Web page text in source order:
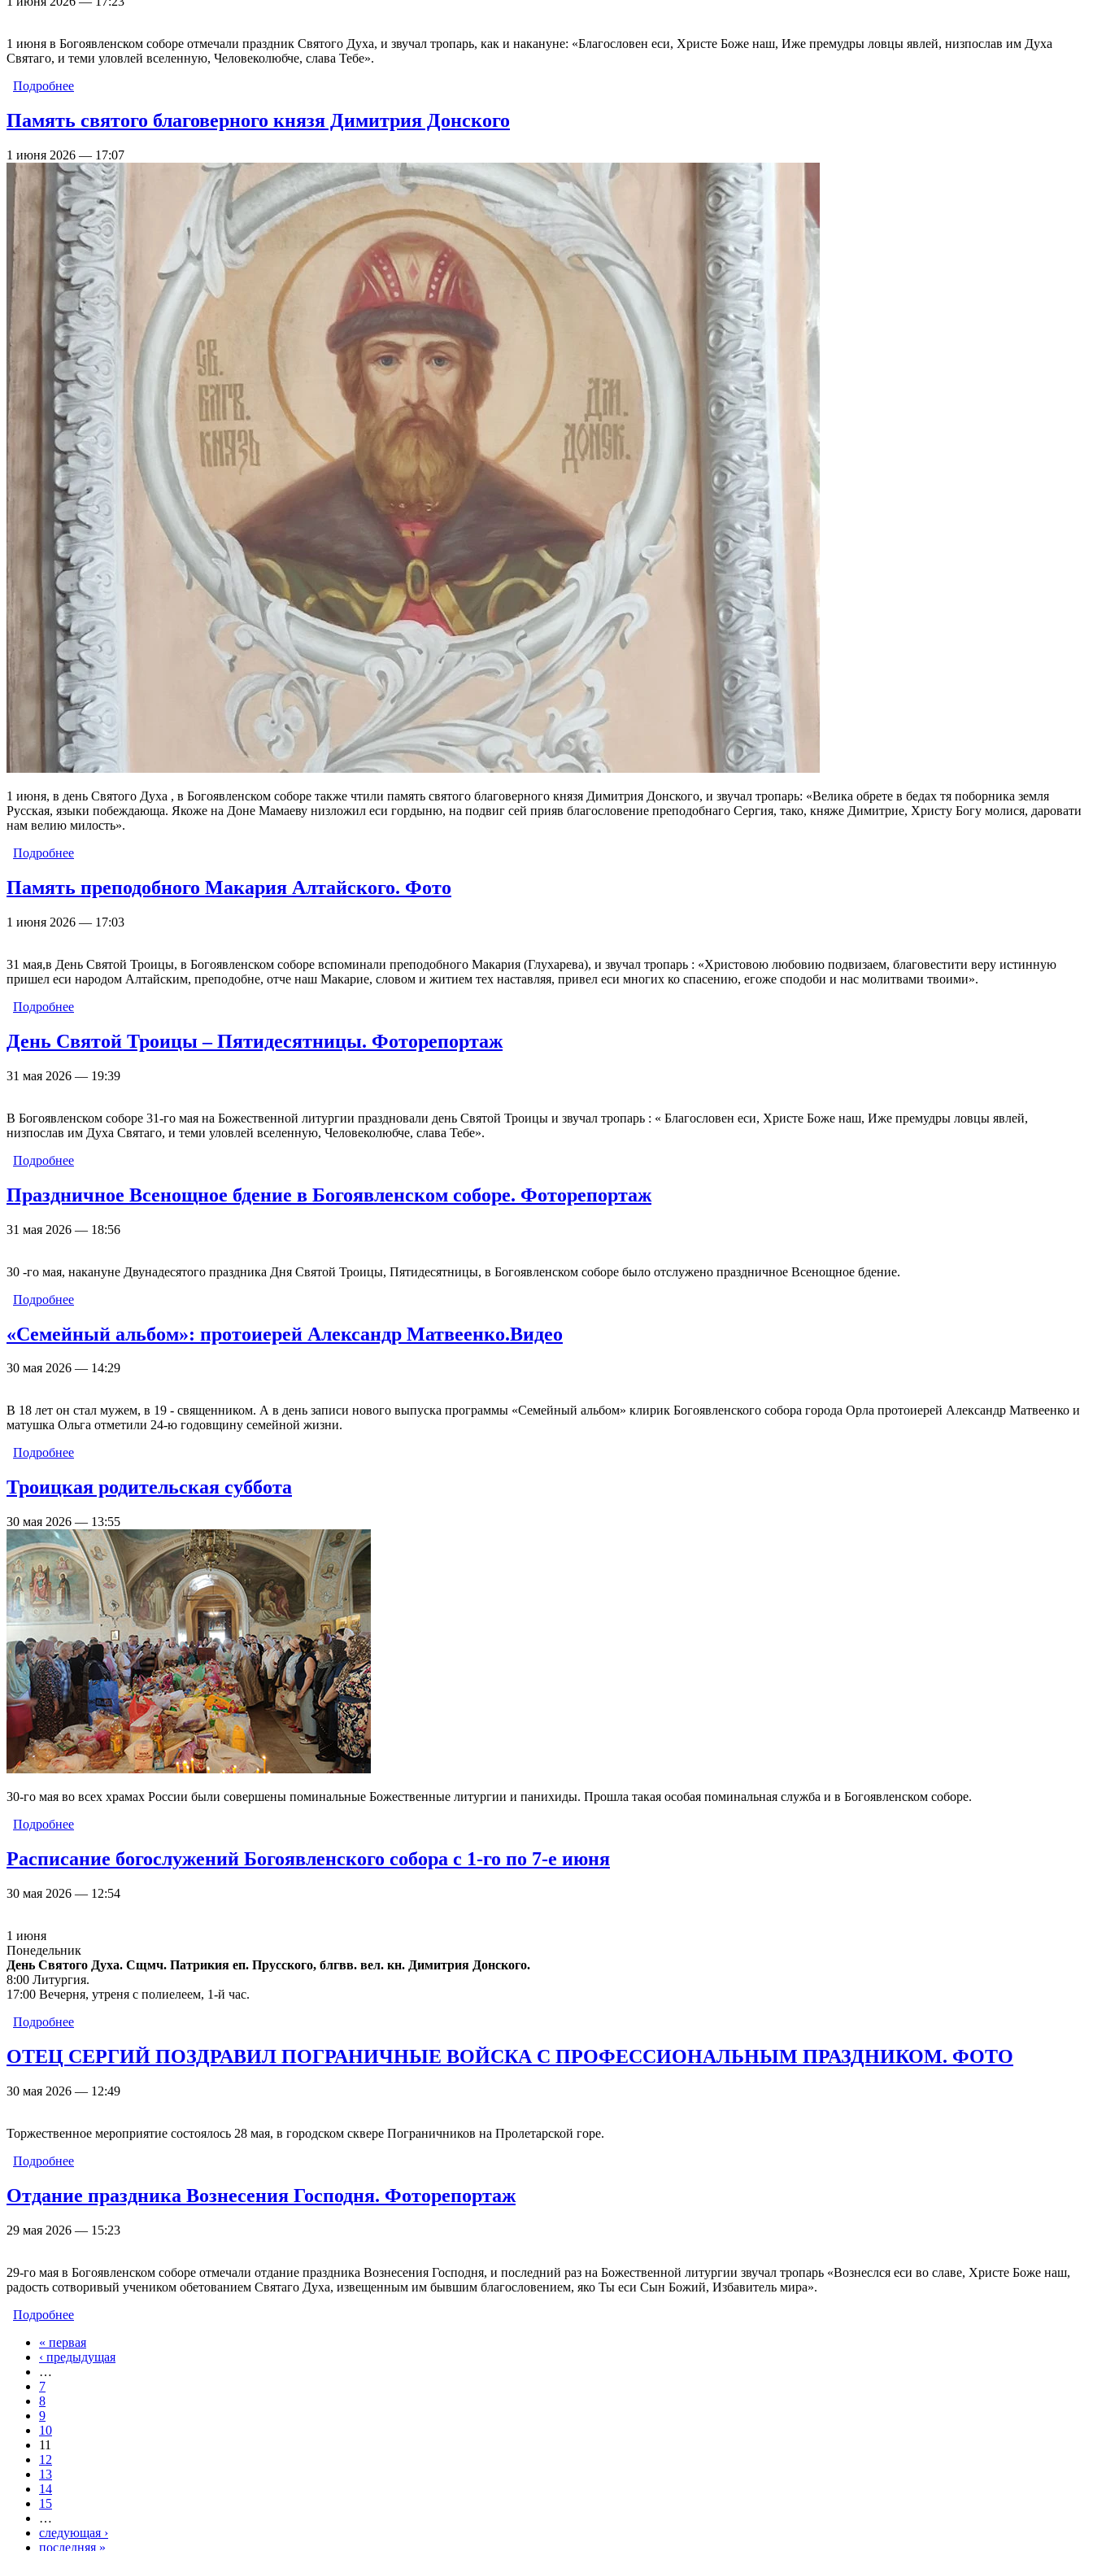
1 июня в Богоявленском соборе отмечали праздник Святого Духа, и звучал тропарь, как и накануне: «Благословен еси, Христе Боже наш, Иже премудры ловцы явлей, низпослав им Духа
Святаго, и теми уловлей вселенную, Человеколюбче, слава Тебе».
Подробнее
Память святого благоверного князя Димитрия Донского
1 июня 2026 — 17:07
1 июня, в день Святого Духа , в Богоявленском соборе также чтили память святого благоверного князя Димитрия Донского, и звучал тропарь: «Велика обрете в бедах тя поборника земля
Русская, языки побеждающа. Якоже на Доне Мамаеву низложил еси гордыню, на подвиг сей прияв благословение преподобнаго Сергия, тако, княже Димитрие, Христу Богу молися, даровати
нам велию милость».
Подробнее
Память преподобного Макария Алтайского. Фото
1 июня 2026 — 17:03
31 мая,в День Святой Троицы, в Богоявленском соборе вспоминали преподобного Макария (Глухарева), и звучал тропарь : «Христовою любовию подвизаем, благовестити веру истинную
пришел еси народом Алтайским, преподобне, отче наш Макарие, словом и житием тех наставляя, привел еси многих ко спасению, егоже сподоби и нас молитвами твоими».
Подробнее
День Святой Троицы – Пятидесятницы. Фоторепортаж
31 мая 2026 — 19:39
В Богоявленском соборе 31-го мая на Божественной литургии праздновали день Святой Троицы и звучал тропарь : « Благословен еси, Христе Боже наш, Иже премудры ловцы явлей,
низпослав им Духа Святаго, и теми уловлей вселенную, Человеколюбче, слава Тебе».
Подробнее
Праздничное Всенощное бдение в Богоявленском соборе. Фоторепортаж
31 мая 2026 — 18:56
30 -го мая, накануне Двунадесятого праздника Дня Святой Троицы, Пятидесятницы, в Богоявленском соборе было отслужено праздничное Всенощное бдение.
Подробнее
«Семейный альбом»: протоиерей Александр Матвеенко.Видео
30 мая 2026 — 14:29
В 18 лет он стал мужем, в 19 - священником. А в день записи нового выпуска программы «Семейный альбом» клирик Богоявленского собора города Орла протоиерей Александр Матвеенко и
матушка Ольга отметили 24-ю годовщину семейной жизни.
Подробнее
Троицкая родительская суббота
30 мая 2026 — 13:55
30-го мая во всех храмах России были совершены поминальные Божественные литургии и панихиды. Прошла такая особая поминальная служба и в Богоявленском соборе.
Подробнее
Расписание богослужений Богоявленского собора с 1-го по 7-е июня
30 мая 2026 — 12:54
1 июня
Понедельник
День Святого Духа. Сщмч. Патрикия еп. Прусского, блгвв. вел. кн. Димитрия Донского.
8:00 Литургия.
17:00 Вечерня, утреня с полиелеем, 1-й час.
Подробнее
ОТЕЦ СЕРГИЙ ПОЗДРАВИЛ ПОГРАНИЧНЫЕ ВОЙСКА С ПРОФЕССИОНАЛЬНЫМ ПРАЗДНИКОМ. ФОТО
30 мая 2026 — 12:49
Торжественное мероприятие состоялось 28 мая, в городском сквере Пограничников на Пролетарской горе.
Подробнее
Отдание праздника Вознесения Господня. Фоторепортаж
29 мая 2026 — 15:23
29-го мая в Богоявленском соборе отмечали отдание праздника Вознесения Господня, и последний раз на Божественной литургии звучал тропарь «Вознеслся еси во славе, Христе Боже наш,
радость сотворивый учеником обетованием Святаго Духа, извещенным им бывшим благословением, яко Ты еси Сын Божий, Избавитель мира».
Подробнее
Страницы
« первая
‹ предыдущая
…
7
8
9
10
11
12
13
14
15
…
следующая ›
последняя »